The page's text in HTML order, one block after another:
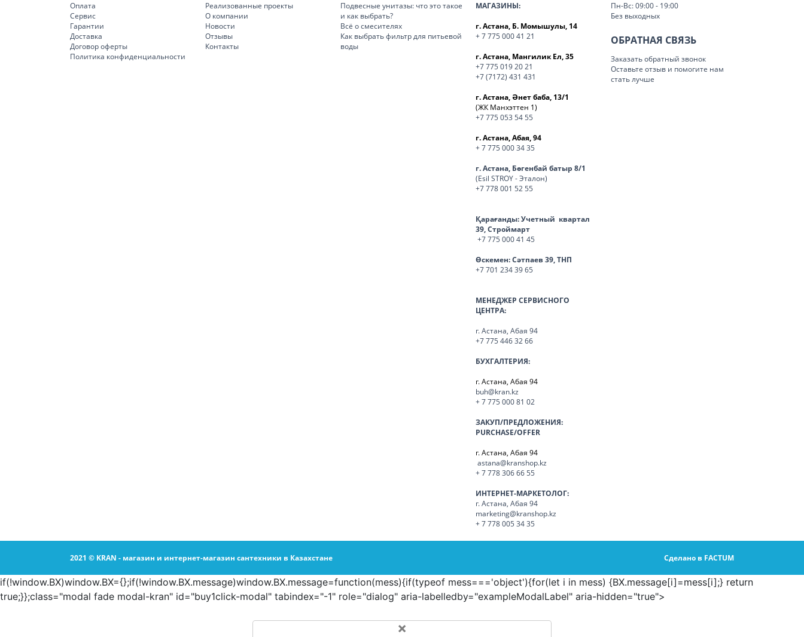
Оплата
Сервис
Гарантии
Доставка
Договор оферты
Политика конфиденциальности
Реализованные проекты
О компании
Новости
Отзывы
Контакты
Подвесные унитазы: что это такое
и как выбрать?
Всё о смесителях
Как выбрать фильтр для питьевой
воды
МАГАЗИНЫ:
г. Астана, Б. Момышулы, 14
+ 7 775 000 41 21
г. Астана, Мангилик Ел, 35
+7 775 019 20 21
+7 (7172) 431 431
г. Астана, Әнет баба, 13/1
(ЖК Манхэттен 1)
+7 775 053 54 55
г. Астана, Абая, 94
+ 7 775 000 34 35
г. Астана, Бөгенбай батыр 8/1
(Esil STROY - Эталон)
+7 778 001 52 55
Қарағанды:Учетный квартал
39, Строймарт
+7 775 000 41 45
Өскемен:Сәтпаев 39, ТНП
+7 701 234 39 65
МЕНЕДЖЕР СЕРВИСНОГО
ЦЕНТРА:
г. Астана, Абая 94
+7 775 446 32 66
БУХГАЛТЕРИЯ:
г. Астана, Абая 94
buh@kran.kz
+ 7 775 000 81 02
ЗАКУП/ПРЕДЛОЖЕНИЯ:
PURCHASE/OFFER
г. Астана, Абая 94
astana@kranshop.kz
+ 7 778 306 66 55
ИНТЕРНЕТ-МАРКЕТОЛОГ:
г. Астана, Абая 94
marketing@kranshop.kz
+ 7 778 005 34 35
Пн-Вс: 09:00 - 19:00
Без выходных
ОБРАТНАЯ СВЯЗЬ
Заказать обратный звонок
Оставьте отзыв и помогите нам
стать лучше
2021 © KRAN - магазин и интернет-магазин сантехники в Казахстане Сделано в FACTUM
if(!window.BX)window.BX={};if(!window.BX.message)window.BX.message=function(mess){if(typeof mess==='object'){for(let i in mess) {BX.message[i]=mess[i];} return
true;}};class="modal fade modal-kran" id="buy1click-modal" tabindex="-1" role="dialog" aria-labelledby="exampleModalLabel" aria-hidden="true">
×